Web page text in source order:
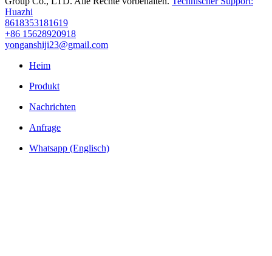
Huazhi
8618353181619
+86 15628920918
yonganshiji23@gmail.com
Heim
Produkt
Nachrichten
Anfrage
Whatsapp (Englisch)